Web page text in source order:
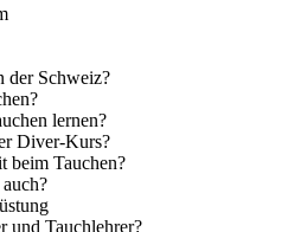
der Schweiz?
lernen?
Diver-Kurs?
beim Tauchen?
und Tauchlehrer?